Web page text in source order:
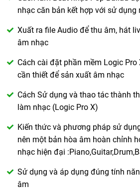
nhạc căn bản kết hợp với sử dụng
Xuất ra file Audio để thu âm, hát
âm nhạc
Cách cài đặt phần mềm Logic
cần thiết để sản xuất âm nhạc
Cách Sử dụng và thao tác thành
làm nhạc (Logic Pro X)
Kiến thức và phương pháp sử
nên một bản hòa âm hoàn chỉnh
nhạc hiện đại
Sử dụng và áp dụng đúng tính
âm